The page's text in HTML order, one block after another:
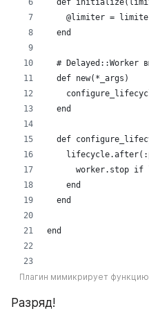
Плагин мимикрирует функцию
Разряд!